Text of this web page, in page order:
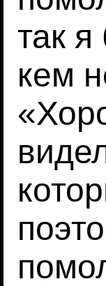
так
кем